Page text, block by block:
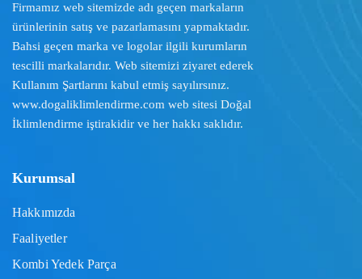
Firmamız web sitemizde adı geçen markaların
ürünlerinin satış ve pazarlamasını yapmaktadır.
Bahsi geçen marka ve logolar ilgili kurumların
tescilli markalarıdır. Web sitemizi ziyaret ederek
Kullanım Şartlarını kabul etmiş sayılırsınız.
www.dogaliklimlendirme.com web sitesi Doğal
İklimlendirme iştirakidir ve her hakkı saklıdır.
Kurumsal
Hakkımızda
Faaliyetler
Kombi Yedek Parça